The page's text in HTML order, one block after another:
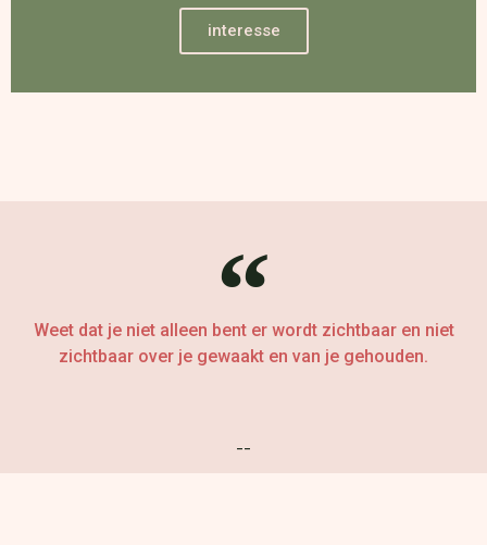
interesse
Weet dat je niet alleen bent er wordt zichtbaar en niet
zichtbaar over je gewaakt en van je gehouden.
--